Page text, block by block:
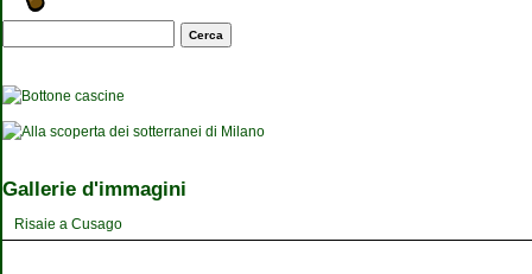
Maschera di ricerca
Gallerie d'immagini
Risaie a Cusago